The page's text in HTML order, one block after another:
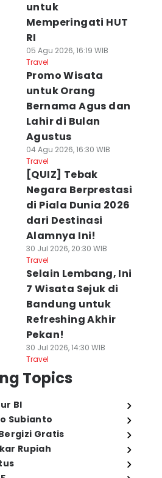
untuk
Memperingati HUT
RI
05 Agu 2026, 16:19 WIB
Travel
Promo Wisata
untuk Orang
Bernama Agus dan
Lahir di Bulan
Agustus
04 Agu 2026, 16:30 WIB
Travel
[QUIZ] Tebak
Negara Berprestasi
di Piala Dunia 2026
dari Destinasi
Alamnya Ini!
30 Jul 2026, 20:30 WIB
Travel
Selain Lembang, Ini
7 Wisata Sejuk di
Bandung untuk
Refreshing Akhir
Pekan!
30 Jul 2026, 14:30 WIB
Travel
Topics
BI
Subianto
Gratis
Rupiah